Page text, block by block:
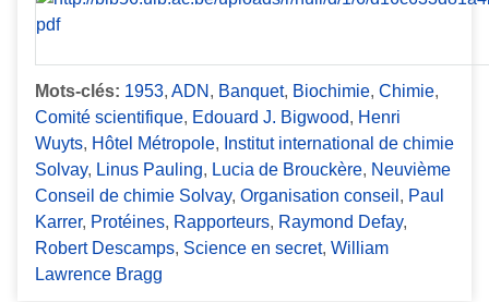
Mots-clés: 1953, ADN , Banquet, Biochimie, Chimie,
Comité scientifique, Edouard J. Bigwood, Henri
Wuyts, Hôtel Métropole, Institut international de chimie
Solvay, Linus Pauling, Lucia de Brouckère, Neuvième
Conseil de chimie Solvay, Organisation conseil , Paul
Karrer, Protéines, Rapporteurs, Raymond Defay,
Robert Descamps, Science en secret, William
Lawrence Bragg